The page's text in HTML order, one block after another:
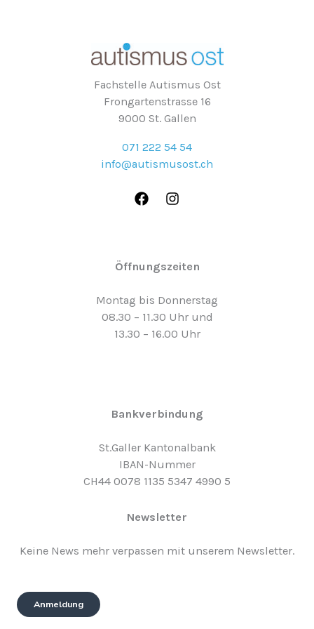
Fachstelle Autismus Ost
Frongartenstrasse 16
9000 St. Gallen
071 222 54 54
info@autismusost.ch
Öffnungszeiten
Montag bis Donnerstag
08.30 – 11.30 Uhr und
13.30 – 16.00 Uhr
Bankverbindung
St.Galler Kantonalbank
IBAN-Nummer
CH44 0078 1135 5347 4990 5
Newsletter
Keine News mehr verpassen mit unserem Newsletter.
Anmeldung